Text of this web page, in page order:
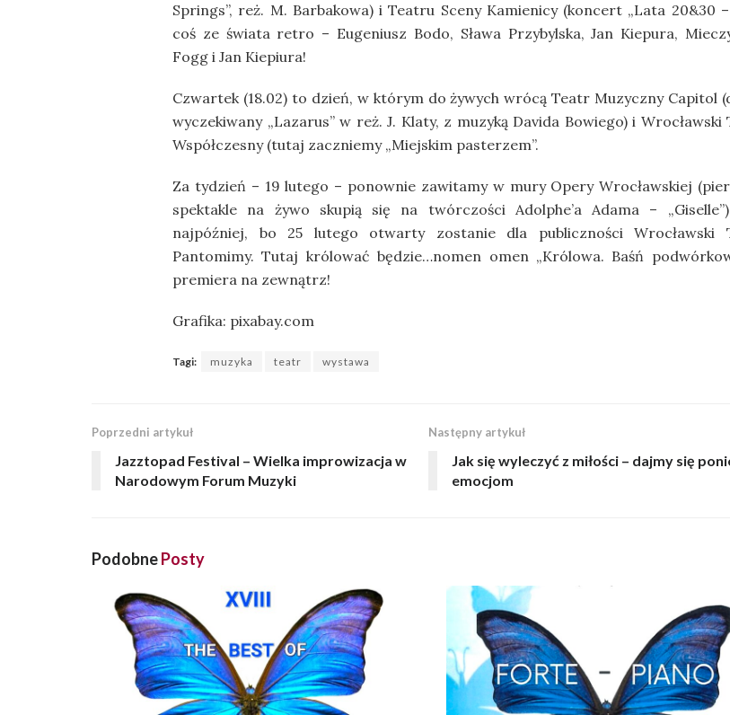
Springs”, reż. M. Barbakowa) i Teatru Sceny Kamienicy (koncert „Lata 20&30
coś ze świata retro – Eugeniusz Bodo, Sława Przybylska, Jan Kiepura,
Fogg i Jan Kiepiura!
Czwartek (18.02) to dzień, w którym do żywych wrócą Teatr Muzyczny Capitol
wyczekiwany „Lazarus” w reż. J. Klaty, z muzyką Davida Bowiego) i Wrocławski
Współczesny (tutaj zaczniemy „Miejskim pasterzem”.
Za tydzień – 19 lutego – ponownie zawitamy w mury Opery Wrocławskiej
spektakle na żywo skupią się na twórczości Adolphe’a Adama –
najpóźniej, bo 25 lutego otwarty zostanie dla publiczności Wrocławski
Pantomimy. Tutaj królować będzie…nomen omen „Królowa. Baśń
premiera na zewnątrz!
Grafika: pixabay.com
Tagi: muzyka teatr wystawa
Poprzedni artykuł
Jazztopad Festival – Wielka improwizacja w
Narodowym Forum Muzyki
Następny artykuł
Jak się wyleczyć z miłości – dajmy się
emocjom
PodobnePosty